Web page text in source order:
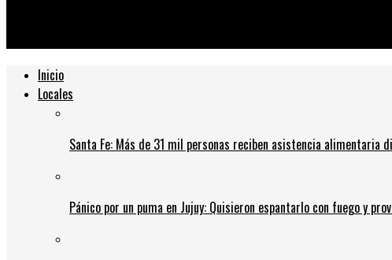
Inicio
Locales
Santa Fe: Más de 31 mil personas reciben asistencia
Pánico por un puma en Jujuy: Quisieron espantarlo con fuego y